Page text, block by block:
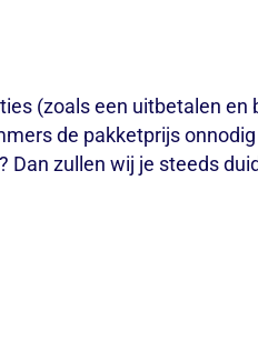
(zoals een uitbetalen en
de pakketprijs
Dan zullen wij je steeds